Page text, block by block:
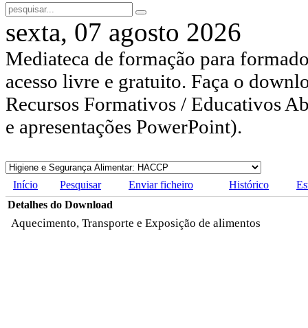
sexta, 07 agosto 2026
Mediateca de formação para
acesso livre e gratuito. Faça o
Recursos Formativos / Educativos
e apresentações PowerPoint).
Início Pesquisar Enviar ficheiro Histórico
Detalhes do Download
Aquecimento, Transporte e Exposição de alimentos